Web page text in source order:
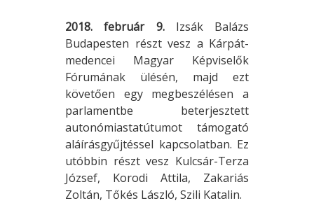
2018. február 9.Izsák Balázs
Budapesten részt vesz a Kárpát-
medencei Magyar Képviselők
Fórumának ülésén, majd ezt
követően egy megbeszélésen a
parlamentbe beterjesztett
autonómiastatútumot támogató
aláírásgyűjtéssel kapcsolatban. Ez
utóbbin részt vesz Kulcsár-Terza
József, Korodi Attila, Zakariás
Zoltán, Tőkés László, Szili Katalin.